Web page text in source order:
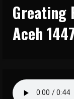
Greating
Aceh